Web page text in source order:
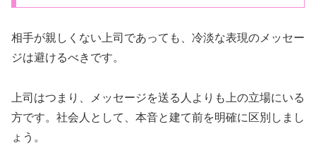
相手が親しくない上司であっても、冷淡な表現のメッセー
ジは避けるべきです。
上司はつまり、メッセージを送る人よりも上の立場にいる
方です。社会人として、本音と建て前を明確に区別しまし
ょう。